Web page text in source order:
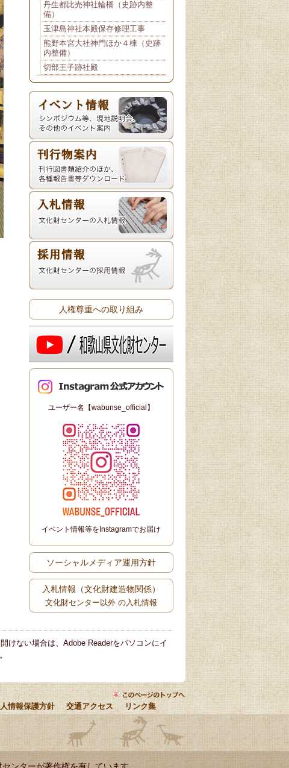
丹生都比売神社輪橋（史跡内整
備）
玉津島神社本殿保存修理工事
熊野本宮大社神門ほか４棟（史跡
内整備）
切部王子跡社殿
人権尊重への取り組み
ユーザー名【wabunse_official】
イベント情報等をInstagramでお届け
ソーシャルメディア運用方針
入札情報（文化財建造物関係）
文化財センター以外 の入札情報
けない場合は、Adobe Readerをパソコンにイ
情報保護方針 交通アクセス リンク集